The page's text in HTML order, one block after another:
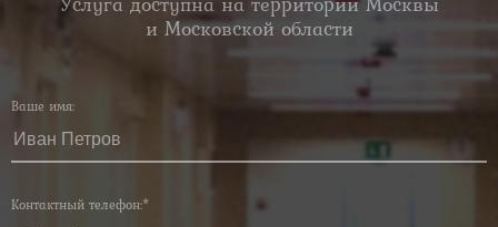
и Московской области
Ваше имя:
Контактный телефон:*